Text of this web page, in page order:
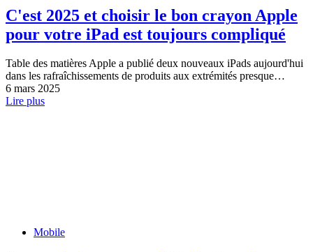
C'est 2025 et choisir le bon crayon Apple
pour votre iPad est toujours compliqué
Table des matières Apple a publié deux nouveaux iPads aujourd'hui
dans les rafraîchissements de produits aux extrémités presque…
6 mars 2025
Lire plus
Mobile